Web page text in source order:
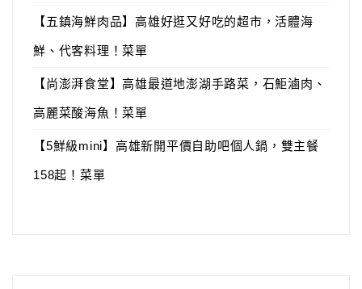
【五鎮海鮮肉品】高雄好逛又好吃的超市，活體海
鮮、代客料理！菜單
【尚澎湃食堂】高雄最道地澎湖手路菜，石鮔滷肉、
高麗菜酸海魚！菜單
【5鮮級mini】高雄新開平價自助吧個人鍋，雙主餐
158起！菜單